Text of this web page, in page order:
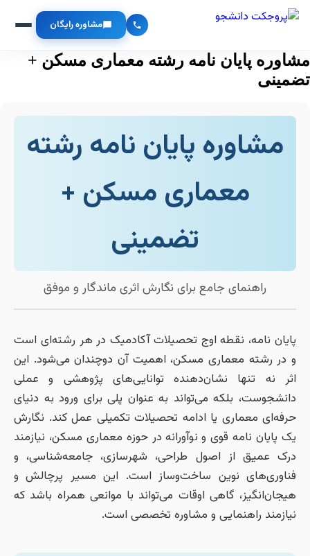
مشاوره رایگان
مشاوره پایان نامه رشته معماری مسکن +
تضمینی
مشاوره پایان نامه رشته
معماری مسکن +
تضمینی
راهنمای جامع برای نگارش اثری ماندگار و موفق
پایان نامه، نقطه اوج تحصیلات آکادمیک در هر رشته‌ای است
و در رشته معماری مسکن، اهمیت آن دوچندان می‌شود. این
اثر نه تنها نشان‌دهنده توانایی‌های پژوهشی و عملی
دانشجوست، بلکه می‌تواند به عنوان پلی برای ورود به دنیای
حرفه‌ای معماری یا ادامه تحصیلات تکمیلی عمل کند. نگارش
یک پایان نامه قوی و نوآورانه در حوزه معماری مسکن، نیازمند
درک عمیق از اصول طراحی، شهرسازی، جامعه‌شناسی، و
فناوری‌های نوین ساخت‌وساز است. این مسیر پرچالش و
هیجان‌انگیز، گاهی اوقات می‌تواند با موانعی همراه باشد که
نیازمند راهنمایی و مشاوره تخصصی است.